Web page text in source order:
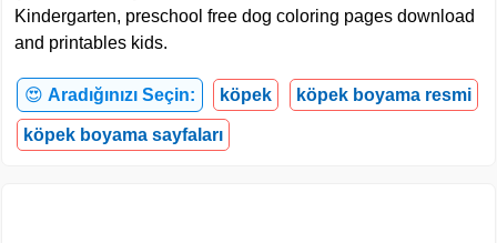
Kindergarten, preschool free dog coloring pages download
and printables kids.
😍 Aradığınızı Seçin: köpek köpek boyama resmi
köpek boyama sayfaları